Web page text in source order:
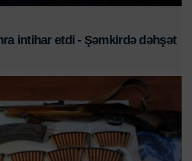
intihar etdi - Şəmkirdə dəhşət